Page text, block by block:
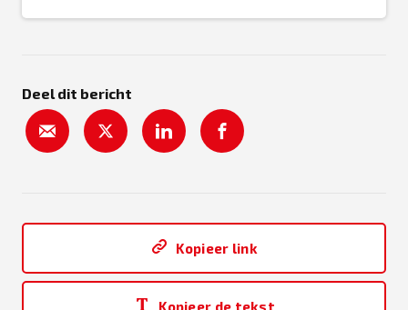
Deel dit bericht
Kopieer link
Kopieer de tekst